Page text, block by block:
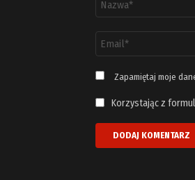
email
*
Zapamiętaj moje
Korzystając z